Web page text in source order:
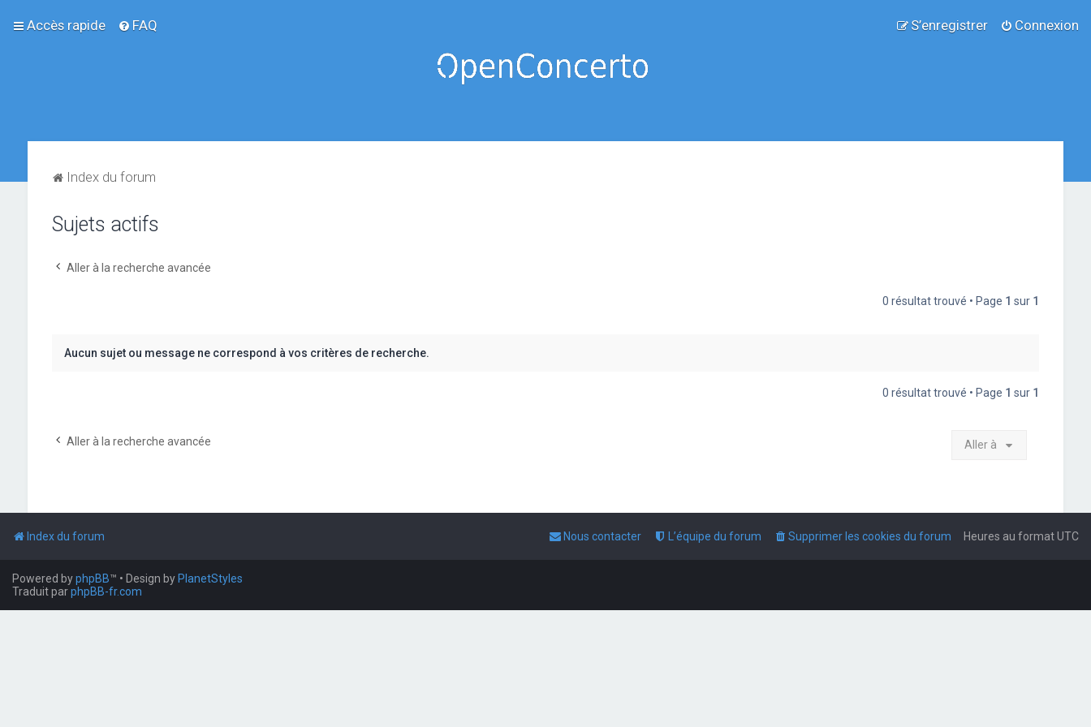
Accès rapide FAQ Connexion
S’enregistrer
Index du forum
Sujets actifs
Aller à la recherche avancée
0 résultat trouvé • Page 1 sur 1
Aucun sujet ou message ne correspond à vos critères de recherche.
0 résultat trouvé • Page 1 sur 1
Aller à la recherche avancée Aller à
Index du forum Heures au formatUTC
Supprimer les cookies du forum
L’équipe du forum
Nous contacter
Powered byphpBB™ • Design by PlanetStyles
Traduit parphpBB-fr.com